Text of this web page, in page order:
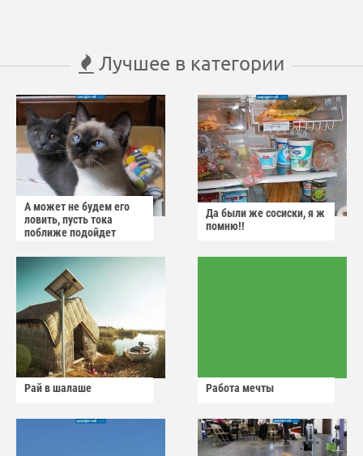
Лучшее в категории
А может не будем его
ловить, пусть тока
поближе подойдет
Да были же сосиски, я ж
помню!!
Рай в шалаше Работа мечты